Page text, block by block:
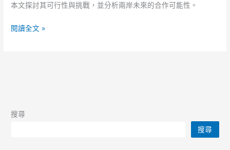
本文探討其可行性與挑戰，並分析兩岸未來的合作可能性。
賴
事
閱讀全文 »
搜尋
搜尋